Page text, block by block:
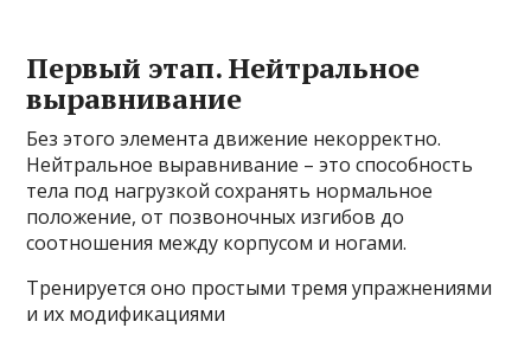
Первый этап. Нейтральное
выравнивание
Без этого элемента движение некорректно.
Нейтральное выравнивание – это способность
тела под нагрузкой сохранять нормальное
положение, от позвоночных изгибов до
соотношения между корпусом и ногами.
Тренируется оно простыми тремя упражнениями
и их модификациями